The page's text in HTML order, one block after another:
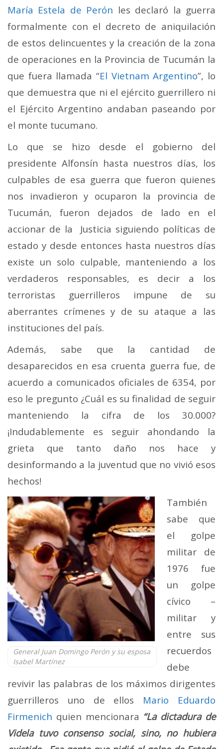
María Estela de Perón les declaró la guerra
formalmente con el decreto de aniquilación
de estos delincuentes y la creación de la zona
de operaciones en la Provincia de Tucumán la
que fuera llamada “El Vietnam Argentino”, lo
que demuestra que ni el ejército guerrillero ni
el Ejército Argentino andaban paseando por
el monte tucumano.
Lo que se hizo desde el gobierno del
presidente Alfonsín hasta nuestros días, los
culpables de esa guerra que fueron quienes
nos invadieron y ocuparon la provincia de
Tucumán, fueron dejados de lado en el
accionar de la Justicia siguiendo políticas de
estado y desde entonces hasta nuestros días
existe un solo culpable, manteniendo a los
verdaderos responsables, es decir a los
terroristas guerrilleros impune de su
aberrantes crímenes y de su ataque a las
instituciones del país.
Además, sabe que la cantidad de
desaparecidos en esa cruenta guerra fue, de
acuerdo a comunicados oficiales de 6354, por
eso le pregunto ¿Cuál es su finalidad de seguir
manteniendo la cifra de los 30.000?
¡Indudablemente es seguir ahondando la
grieta que tanto daño nos hace y
desinformando a la juventud que no vivió esos
hechos!
General Juan Domingo Perón y su esposa
Isabel Martínez
También
sabe que
el golpe
militar de
1976 fue
un golpe
cívico –
militar y
entre sus
recuerdos
debe
revivir las palabras de los máximos dirigentes
guerrilleros uno de ellos Mario Eduardo
Firmenich quien mencionara “La dictadura de
Videla tuvo consenso social, sino, no hubiera